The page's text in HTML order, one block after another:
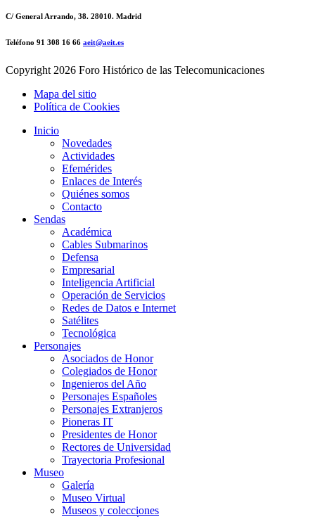
C/ General Arrando, 38. 28010. Madrid
Teléfono 91 308 16 66 aeit@aeit.es
Copyright 2026 Foro Histórico de las Telecomunicaciones
Mapa del sitio
Política de Cookies
Inicio
Novedades
Actividades
Efemérides
Enlaces de Interés
Quiénes somos
Contacto
Sendas
Académica
Cables Submarinos
Defensa
Empresarial
Inteligencia Artificial
Operación de Servicios
Redes de Datos e Internet
Satélites
Tecnológica
Personajes
Asociados de Honor
Colegiados de Honor
Ingenieros del Año
Personajes Españoles
Personajes Extranjeros
Pioneras IT
Presidentes de Honor
Rectores de Universidad
Trayectoria Profesional
Museo
Galería
Museo Virtual
Museos y colecciones